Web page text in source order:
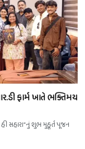
ફાર્મ ખાતે ભક્તિમય
હી સહારા”નું શુભ મુહૂર્ત પૂજન